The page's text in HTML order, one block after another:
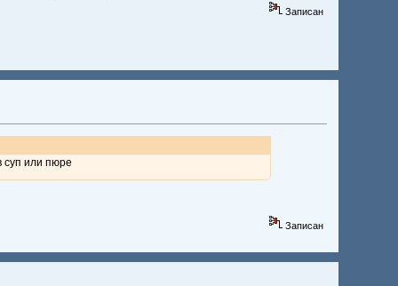
Записан
суп или пюре
Записан